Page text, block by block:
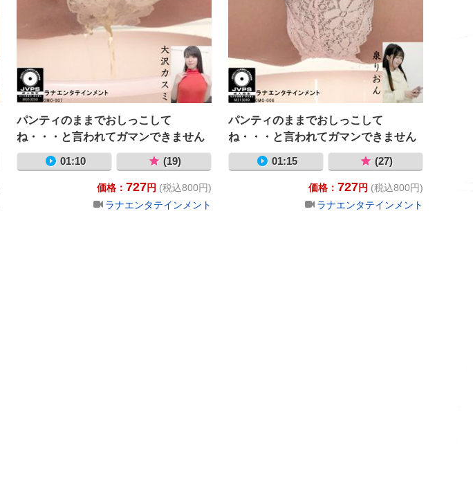
パンティのままでおしっこして
ね・・・と言われてガマンできません
でした 大沢カスミ
01:10 (19)
価格： 727円 (税込800円)
ラナエンタテインメント
パンティのままでおしっこして
ね・・・と言われてガマンできません
でした 泉りおん
01:15 (27)
価格： 727円 (税込800円)
ラナエンタテインメント